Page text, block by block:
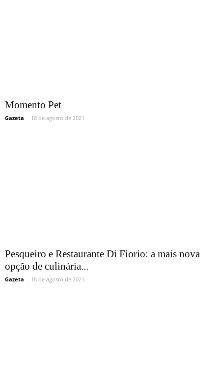
Momento Pet
Gazeta - 18 de agosto de 2021
Pesqueiro e Restaurante Di Fiorio: a mais nova
opção de culinária...
Gazeta - 18 de agosto de 2021